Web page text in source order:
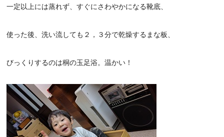
一定以上には蒸れず、すぐにさわやかになる靴底、
使った後、洗い流しても２，３分で乾燥するまな板、
びっくりするのは桐の玉足浴。温かい！